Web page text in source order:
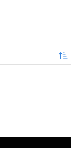
enviar